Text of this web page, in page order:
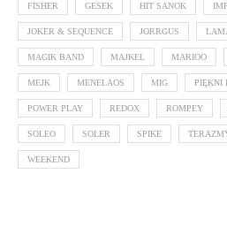
FISHER GESEK HIT SANOK
JOKER & SEQUENCE JORRGUS
MAGIK BAND MAJKEL MARIOO
MEJK MENELAOS MIG PIĘKNI
POWER PLAY REDOX ROMPEY
SOLEO SOLER SPIKE
WEEKEND